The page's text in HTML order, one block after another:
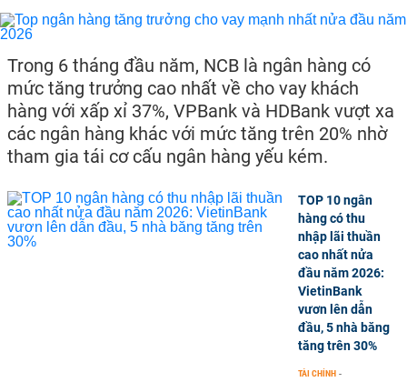
Trong 6 tháng đầu năm, NCB là ngân hàng có
mức tăng trưởng cao nhất về cho vay khách
hàng với xấp xỉ 37%, VPBank và HDBank vượt xa
các ngân hàng khác với mức tăng trên 20% nhờ
tham gia tái cơ cấu ngân hàng yếu kém.
TOP 10 ngân
hàng có thu
nhập lãi thuần
cao nhất nửa
đầu năm 2026:
VietinBank
vươn lên dẫn
đầu, 5 nhà băng
tăng trên 30%
TÀI CHÍNH -